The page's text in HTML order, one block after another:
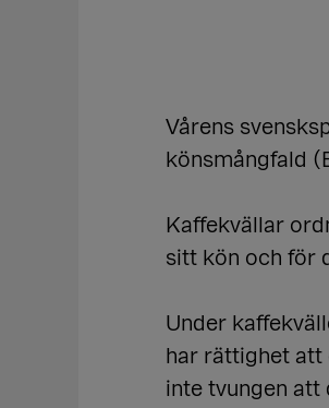
Vårens
könsmångfald
Kaffekvällar
sitt kön och för
Under
har rättighet att
inte tvungen att